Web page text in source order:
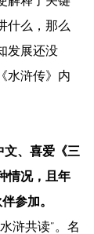
什么，那么
发展还没
水浒传》内
文、喜爱《三
情况，且年
参加。
浒共读”。名